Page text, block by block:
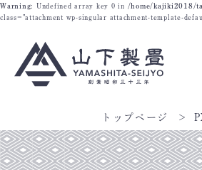
Warning: Undefined array key 0 in /home/kajiki2018/
class="attachment wp-singular attachment-template-
トップページ